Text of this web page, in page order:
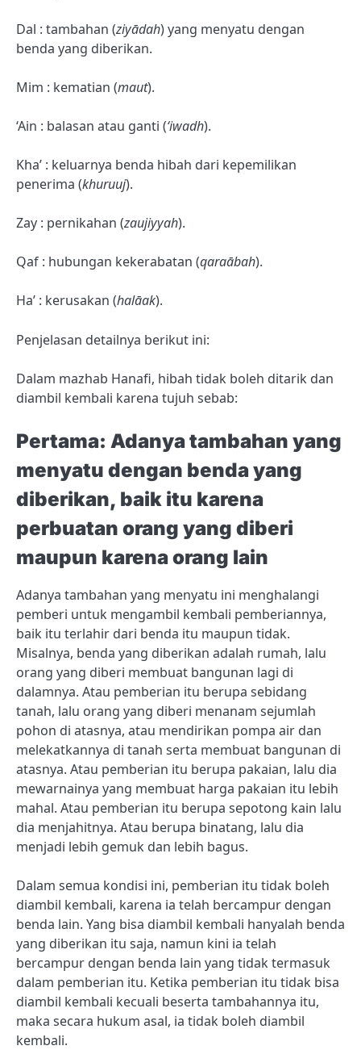
Dal : tambahan (ziyādah) yang menyatu dengan
benda yang diberikan.
Mim : kematian (maut).
‘Ain : balasan atau ganti (‘iwadh).
Kha’ : keluarnya benda hibah dari kepemilikan
penerima (khuruuj).
Zay : pernikahan (zaujiyyah).
Qaf : hubungan kekerabatan (qaraābah).
Ha’ : kerusakan (halāak).
Penjelasan detailnya berikut ini:
Dalam mazhab Hanafi, hibah tidak boleh ditarik dan
diambil kembali karena tujuh sebab:
Pertama: Adanya tambahan yang
menyatu dengan benda yang
diberikan, baik itu karena
perbuatan orang yang diberi
maupun karena orang lain
Adanya tambahan yang menyatu ini menghalangi
pemberi untuk mengambil kembali pemberiannya,
baik itu terlahir dari benda itu maupun tidak.
Misalnya, benda yang diberikan adalah rumah, lalu
orang yang diberi membuat bangunan lagi di
dalamnya. Atau pemberian itu berupa sebidang
tanah, lalu orang yang diberi menanam sejumlah
pohon di atasnya, atau mendirikan pompa air dan
melekatkannya di tanah serta membuat bangunan di
atasnya. Atau pemberian itu berupa pakaian, lalu dia
mewarnainya yang membuat harga pakaian itu lebih
mahal. Atau pemberian itu berupa sepotong kain lalu
dia menjahitnya. Atau berupa binatang, lalu dia
menjadi lebih gemuk dan lebih bagus.
Dalam semua kondisi ini, pemberian itu tidak boleh
diambil kembali, karena ia telah bercampur dengan
benda lain. Yang bisa diambil kembali hanyalah benda
yang diberikan itu saja, namun kini ia telah
bercampur dengan benda lain yang tidak termasuk
dalam pemberian itu. Ketika pemberian itu tidak bisa
diambil kembali kecuali beserta tambahannya itu,
maka secara hukum asal, ia tidak boleh diambil
kembali.